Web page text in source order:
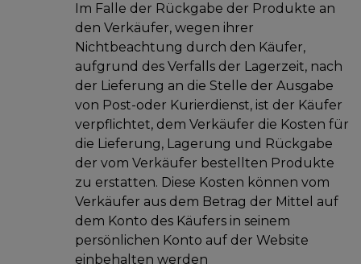
Im Falle der Rückgabe der Produkte an
den Verkäufer, wegen ihrer
Nichtbeachtung durch den Käufer,
aufgrund des Verfalls der Lagerzeit, nach
der Lieferung an die Stelle der Ausgabe
von Post-oder Kurierdienst, ist der Käufer
verpflichtet, dem Verkäufer die Kosten für
die Lieferung, Lagerung und Rückgabe
der vom Verkäufer bestellten Produkte
zu erstatten. Diese Kosten können vom
Verkäufer aus dem Betrag der Mittel auf
dem Konto des Käufers in seinem
persönlichen Konto auf der Website
einbehalten werden